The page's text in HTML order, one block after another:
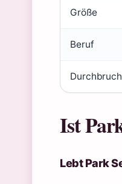
Größe
Beruf
Durchbruch
Ist
Lebt Park